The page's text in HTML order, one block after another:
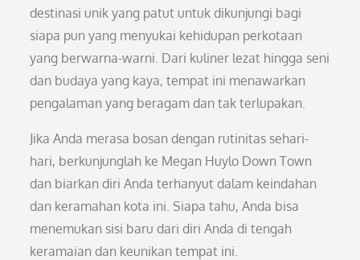
destinasi unik yang patut untuk dikunjungi bagi
siapa pun yang menyukai kehidupan perkotaan
yang berwarna-warni. Dari kuliner lezat hingga seni
dan budaya yang kaya, tempat ini menawarkan
pengalaman yang beragam dan tak terlupakan.
Jika Anda merasa bosan dengan rutinitas sehari-
hari, berkunjunglah ke Megan Huylo Down Town
dan biarkan diri Anda terhanyut dalam keindahan
dan keramahan kota ini. Siapa tahu, Anda bisa
menemukan sisi baru dari diri Anda di tengah
keramaian dan keunikan tempat ini.